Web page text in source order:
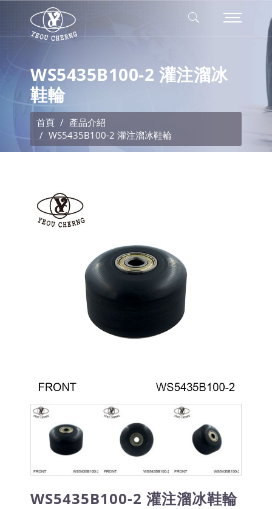
WS5435B100-2 灌注溜冰
鞋輪
首頁
產品介紹
WS5435B100-2 灌注溜冰鞋輪
WS5435B100-2 灌注溜冰鞋輪